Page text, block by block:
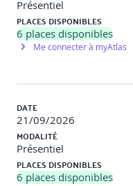
performance via les
un ticket d'intervention
la panne sur le confort
technicien un
déploiement
Objectifs
forte valeur ajoutée.
initier un projet de
Présentiel
PLACES DISPONIBLES
6 places disponibles
Me connecter à myAtlas
DATE
21/09/2026
MODALITÉ
Présentiel
PLACES DISPONIBLES
6 places disponibles